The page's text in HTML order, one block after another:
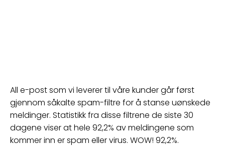
All e-post som vi leverer til våre kunder går først
gjennom såkalte spam-filtre for å stanse uønskede
meldinger. Statistikk fra disse filtrene de siste 30
dagene viser at hele 92,2% av meldingene som
kommer inn er spam eller virus. WOW! 92,2%.